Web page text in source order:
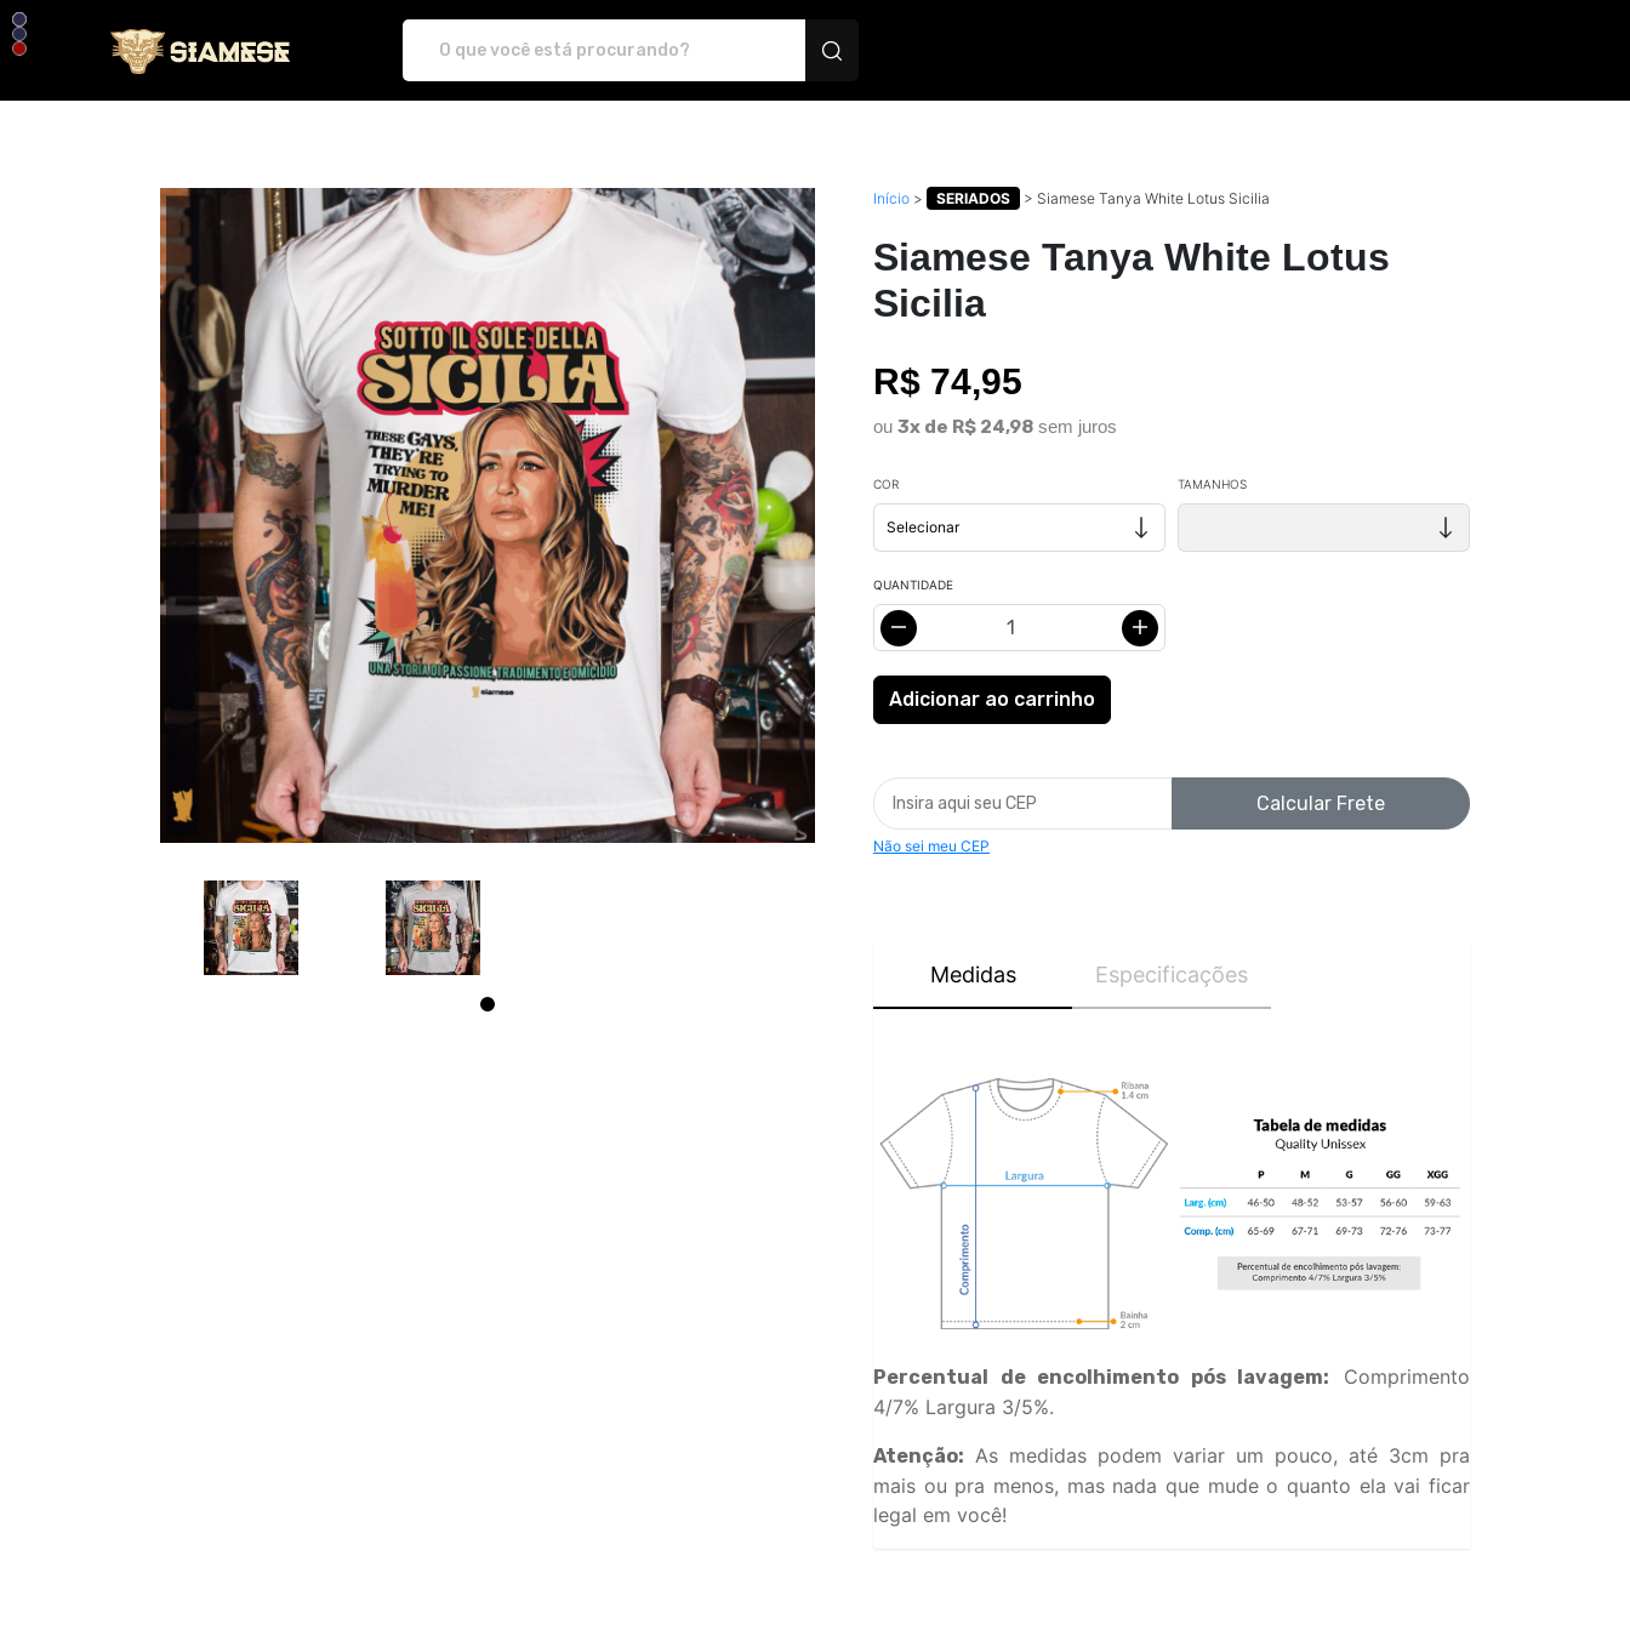
Início > SERIADOS > Siamese Tanya White Lotus Sicilia
Siamese Tanya White Lotus
Sicilia
R$ 74,95
ou 3x de R$ 24,98 sem juros
COR TAMANHOS
QUANTIDADE
Calcular Frete
Não sei meu CEP
Medidas Especificações
Percentual de encolhimento pós lavagem:
Comprimento
4/7% Largura 3/5%.
Atenção: As medidas podem variar um pouco, até 3cm pra
mais ou pra menos, mas nada que mude o quanto ela vai ficar
legal em você!